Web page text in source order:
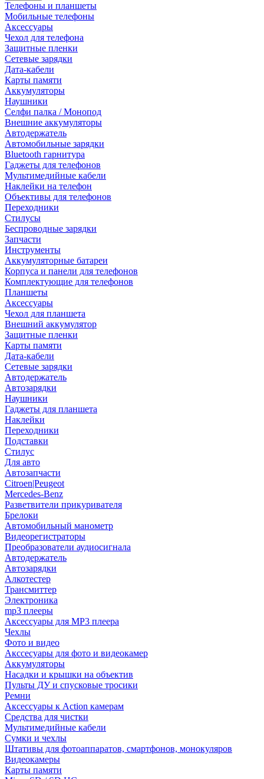
Телефоны и планшеты
Мобильные телефоны
Аксессуары
Чехол для телефона
Защитные пленки
Сетевые зарядки
Дата-кабели
Карты памяти
Аккумуляторы
Наушники
Селфи палка / Монопод
Внешние аккумуляторы
Автодержатель
Автомобильные зарядки
Bluetooth гарнитура
Гаджеты для телефонов
Мультимедийные кабели
Наклейки на телефон
Объективы для телефонов
Переходники
Стилусы
Беспроводные зарядки
Запчасти
Инструменты
Аккумуляторные батареи
Корпуса и панели для телефонов
Комплектующие для телефонов
Планшеты
Аксессуары
Чехол для планшета
Внешний аккумулятор
Защитные пленки
Карты памяти
Дата-кабели
Сетевые зарядки
Автодержатель
Автозарядки
Наушники
Гаджеты для планшета
Наклейки
Переходники
Подставки
Стилус
Для авто
Автозапчасти
Citroen|Peugeot
Mercedes-Benz
Разветвители прикуривателя
Брелоки
Автомобильный манометр
Видеорегистраторы
Преобразователи аудиосигнала
Автодержатель
Автозарядки
Алкотестер
Трансмиттер
Электроника
mp3 плееры
Аксессуары для MP3 плеера
Чехлы
Фото и видео
Акссесуары для фото и видеокамер
Аккумуляторы
Насадки и крышки на объектив
Пульты ДУ и спусковые тросики
Ремни
Аксессуары к Action камерам
Средства для чистки
Мультимедийные кабели
Сумки и чехлы
Штативы для фотоаппаратов, смартфонов, монокуляров
Видеокамеры
Карты памяти